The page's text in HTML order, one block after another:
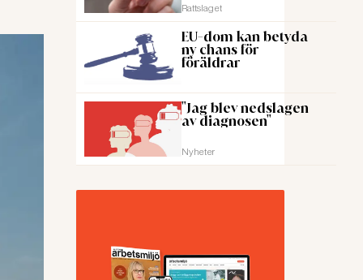
Rattslaget
EU-dom kan betyda
ny chans för
föräldrar
"Jag blev nedslagen
av diagnosen"
Nyheter